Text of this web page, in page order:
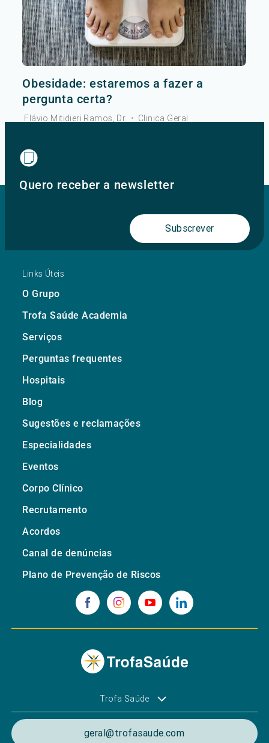
Obesidade: estaremos a fazer a
pergunta certa?
Flávio Mitidieri Ramos, Dr. • Clinica Geral
Quero receber a newsletter
Subscrever
Links Úteis
O Grupo
Trofa Saúde Academia
Serviços
Perguntas frequentes
Hospitais
Blog
Sugestões e reclamações
Especialidades
Eventos
Corpo Clínico
Recrutamento
Acordos
Canal de denúncias
Plano de Prevenção de Riscos
Trofa Saúde
geral@trofasaude.com